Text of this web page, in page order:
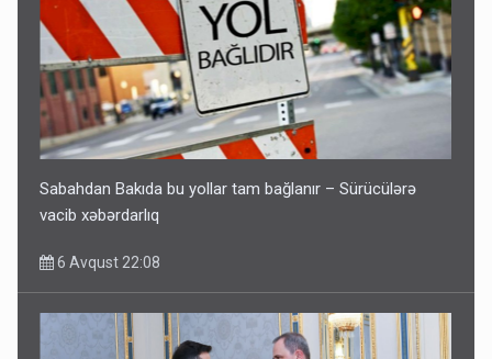
Sabahdan Bakıda bu yollar tam bağlanır – Sürücülərə
vacib xəbərdarlıq
6 Avqust 22:08